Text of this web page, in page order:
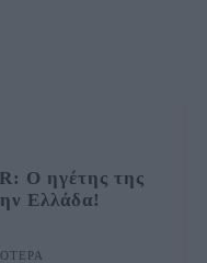
O ηγέτης της
Ελλάδα!